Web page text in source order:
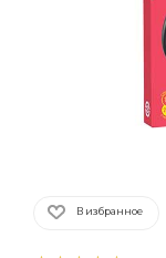
В избранное